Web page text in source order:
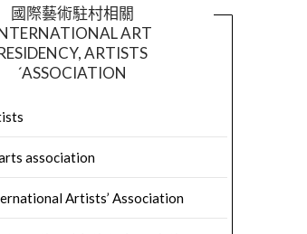
國際藝術駐村相關
ART
ARTISTS
´ASSOCIATION
association
Artists’ Association